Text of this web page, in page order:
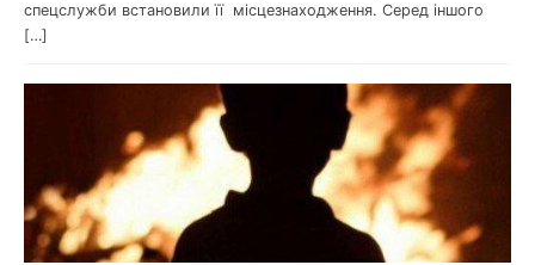
спецслужби встановили її місцезнаходження. Серед іншого
[…]